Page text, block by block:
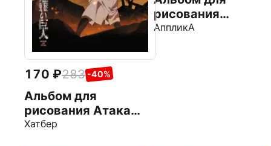
170 283 -40%
Альбом для
рисования Атака
Титанов. Сезон 4, 30
Хатбер
рисования
Космический кот,
АппликА